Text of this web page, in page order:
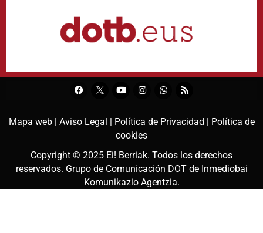
Mapa web | Aviso Legal | Política de Privacidad | Política de
cookies
Copyright © 2025 Ei! Berriak. Todos los derechos
reservados. Grupo de Comunicación DOT de Inmediobai
Komunikazio Agentzia.